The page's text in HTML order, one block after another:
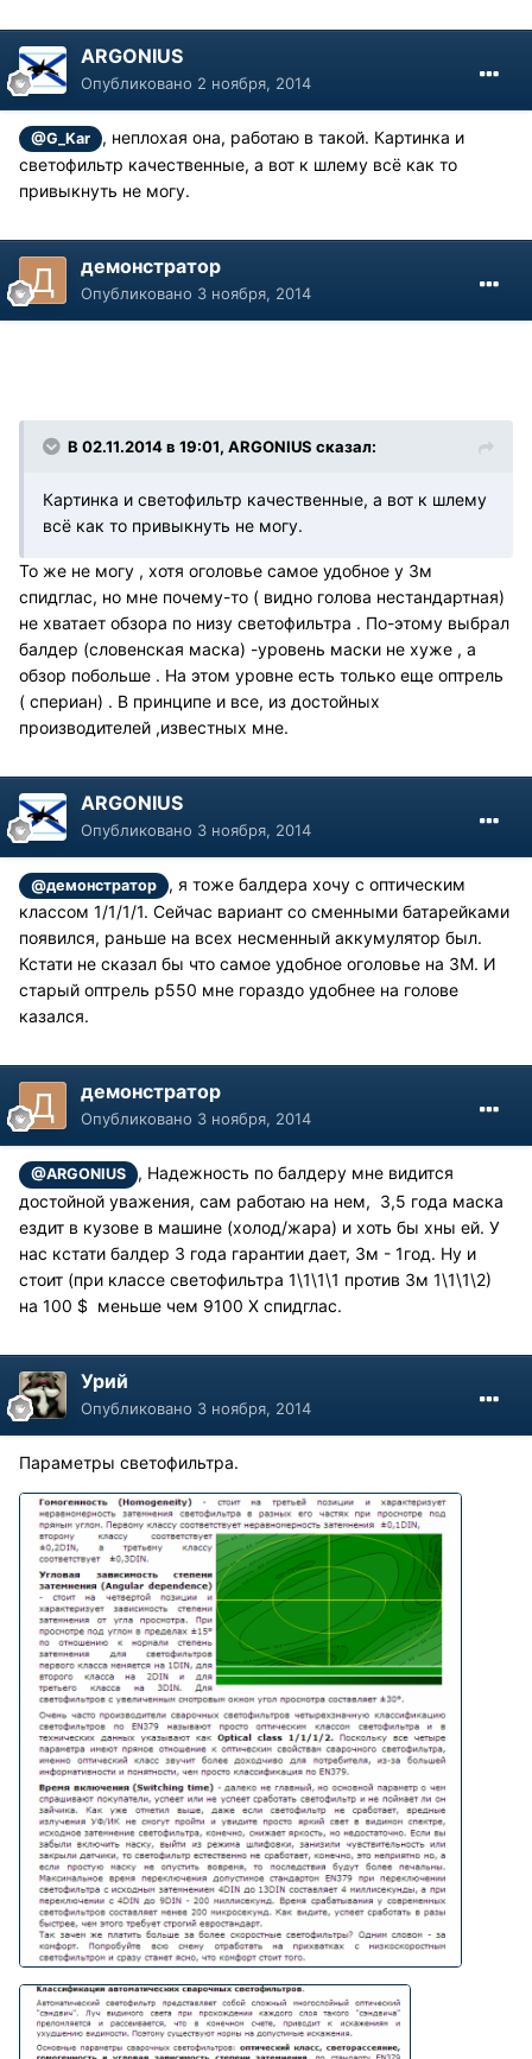
ARGONIUS
Опубликовано 2 ноября, 2014
@G_Kar
, неплохая она, работаю в такой. Картинка и
светофильтр качественные, а вот к шлему всё как то
привыкнуть не могу.
демонстратор
Опубликовано 3 ноября, 2014
В 02.11.2014 в 19:01, ARGONIUS сказал:
Картинка и светофильтр качественные, а вот к шлему
всё как то привыкнуть не могу.
То же не могу , хотя оголовье самое удобное у 3м
спидглас, но мне почему-то ( видно голова нестандартная)
не хватает обзора по низу светофильтра . По-этому выбрал
балдер (словенская маска) -уровень маски не хуже , а
обзор побольше . На этом уровне есть только еще оптрель
( спериан) . В принципе и все, из достойных
производителей ,известных мне.
ARGONIUS
Опубликовано 3 ноября, 2014
@демонстратор
, я тоже балдера хочу с оптическим
классом 1/1/1/1. Сейчас вариант со сменными батарейками
появился, раньше на всех несменный аккумулятор был.
Кстати не сказал бы что самое удобное оголовье на 3М. И
старый оптрель р550 мне гораздо удобнее на голове
казался.
демонстратор
Опубликовано 3 ноября, 2014
@ARGONIUS
, Надежность по балдеру мне видится
достойной уважения, сам работаю на нем, 3,5 года маска
ездит в кузове в машине (холод/жара) и хоть бы хны ей. У
нас кстати балдер 3 года гарантии дает, 3м - 1год. Ну и
стоит (при классе светофильтра 1\1\1\1 против 3м 1\1\1\2)
на 100 $ меньше чем 9100 Х спидглас.
Урий
Опубликовано 3 ноября, 2014
Параметры светофильтра.